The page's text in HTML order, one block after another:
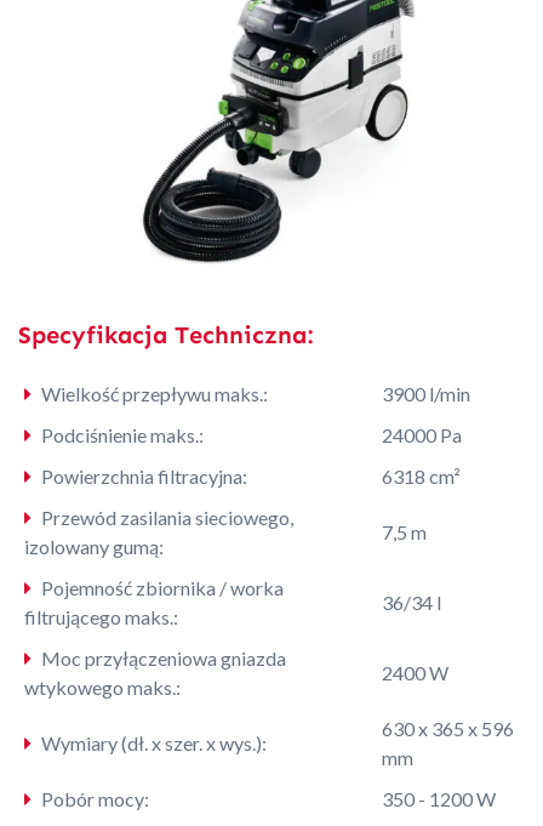
Specyfikacja Techniczna:
Wielkość przepływu maks.:
3900 l/min
Podciśnienie maks.:
24000 Pa
Powierzchnia filtracyjna:
6318 cm²
Przewód zasilania sieciowego,
izolowany gumą:
7,5 m
Pojemność zbiornika / worka
filtrującego maks.:
36/34 l
Moc przyłączeniowa gniazda
wtykowego maks.:
2400 W
Wymiary (dł. x szer. x wys.):
630 x 365 x 596
mm
Pobór mocy:
350 - 1200 W